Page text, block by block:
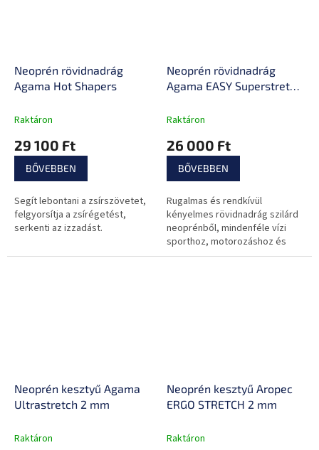
Neoprén rövidnadrág
Agama Hot Shapers
Raktáron
29 100 Ft
BŐVEBBEN
Segít lebontani a zsírszövetet,
felgyorsítja a zsírégetést,
serkenti az izzadást.
Neoprén rövidnadrág
Agama EASY Superstretch
Raktáron
26 000 Ft
BŐVEBBEN
Rugalmas és rendkívül
kényelmes rövidnadrág szilárd
neoprénből, mindenféle vízi
sporthoz, motorozáshoz és
edzéshez alkalmas
Neoprén kesztyű Agama
Ultrastretch 2 mm
Raktáron
Neoprén kesztyű Aropec
ERGO STRETCH 2 mm
Raktáron